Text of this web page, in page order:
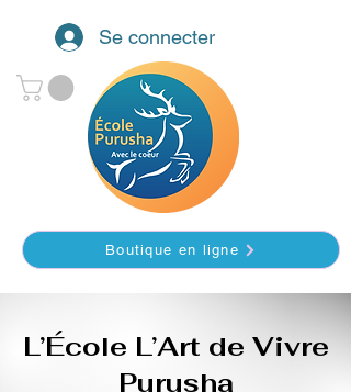
Se connecter
Boutique en ligne
L’École L’Art de Vivre
Purusha